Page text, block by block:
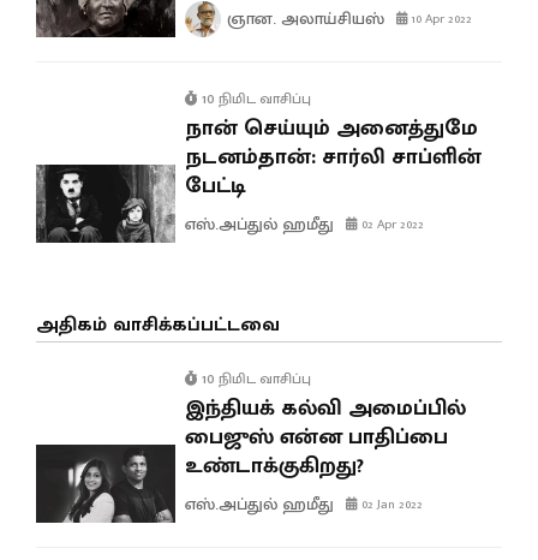
ஞான. அலாய்சியஸ் 10 Apr 2022
10 நிமிட வாசிப்பு
நான் செய்யும் அனைத்துமே
நடனம்தான்: சார்லி சாப்ளின்
பேட்டி
எஸ்.அப்துல் ஹமீது 02 Apr 2022
அதிகம் வாசிக்கப்பட்டவை
10 நிமிட வாசிப்பு
இந்தியக் கல்வி அமைப்பில்
பைஜுஸ் என்ன பாதிப்பை
உண்டாக்குகிறது?
எஸ்.அப்துல் ஹமீது 02 Jan 2022